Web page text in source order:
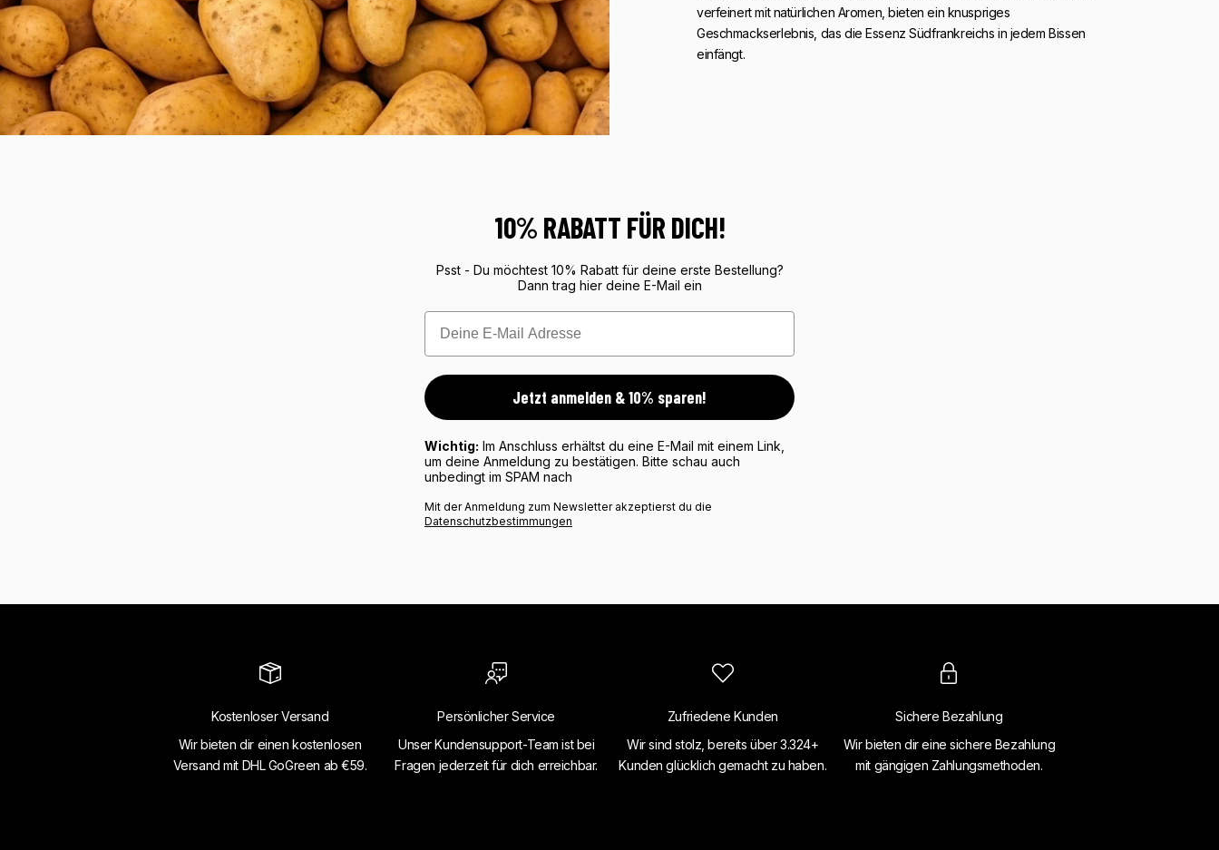
verfeinert mit natürlichen Aromen, bieten ein knuspriges
Geschmackserlebnis, das die Essenz Südfrankreichs in jedem Bissen
einfängt.
10% RABATT FÜR DICH!
Psst - Du möchtest 10% Rabatt für deine erste Bestellung?
Dann trag hier deine E-Mail ein
Email
Jetzt anmelden & 10% sparen!
Wichtig: Im Anschluss erhältst du eine E-Mail mit einem Link,
um deine Anmeldung zu bestätigen. Bitte schau auch
unbedingt im SPAM nach
Mit der Anmeldung zum Newsletter akzeptierst du die
Datenschutzbestimmungen
Kostenloser Versand
Wir bieten dir einen kostenlosen
Versand mit DHL GoGreen ab €59.
Persönlicher Service
Unser Kundensupport-Team ist bei
Fragen jederzeit für dich erreichbar.
Zufriedene Kunden
Wir sind stolz, bereits über 3.324+
Kunden glücklich gemacht zu haben.
Sichere Bezahlung
Wir bieten dir eine sichere Bezahlung
mit gängigen Zahlungsmethoden.